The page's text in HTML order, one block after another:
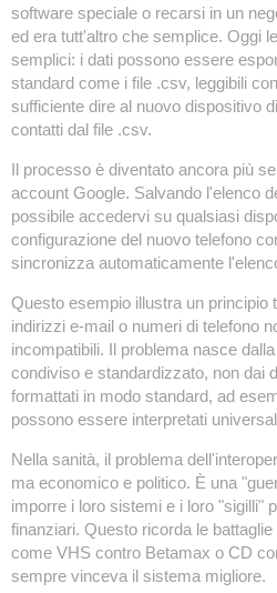
software speciale o recarsi in un
ed era tutt'altro che semplice. Oggi
semplici: i dati possono essere
standard come i file .csv, leggibili
sufficiente dire al nuovo dispositivo
contatti dal file .csv.
Il processo è diventato ancora più
account Google. Salvando l'elenco
possibile accedervi su qualsiasi
configurazione del nuovo telefono
sincronizza automaticamente
Questo esempio illustra un principio
indirizzi e-mail o numeri di telefono
incompatibili. Il problema nasce
condiviso e standardizzato, non dai
formattati in modo standard, ad
possono essere interpretati
Nella sanità, il problema
ma economico e politico. È una
imporre i loro sistemi e i loro "sigilli"
finanziari. Questo ricorda le
come VHS contro Betamax o CD
sempre vinceva il sistema migliore.